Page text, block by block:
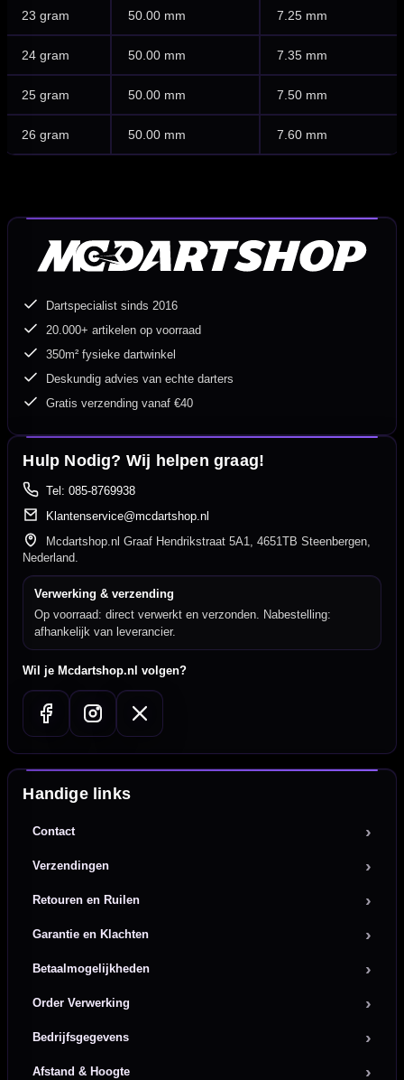
23 gram 50.00 mm 7.25 mm
24 gram 50.00 mm 7.35 mm
25 gram 50.00 mm 7.50 mm
26 gram 50.00 mm 7.60 mm
Dartspecialist sinds 2016
20.000+ artikelen op voorraad
350m² fysieke dartwinkel
Deskundig advies van echte darters
Gratis verzending vanaf €40
Hulp Nodig? Wij helpen graag!
Tel: 085-8769938
Klantenservice@mcdartshop.nl
Mcdartshop.nl Graaf Hendrikstraat 5A1, 4651TB Steenbergen,
Nederland.
Verwerking & verzending
Op voorraad: direct verwerkt en verzonden. Nabestelling:
afhankelijk van leverancier.
Wil je Mcdartshop.nl volgen?
Handige links
Contact
Verzendingen
Retouren en Ruilen
Garantie en Klachten
Betaalmogelijkheden
Order Verwerking
Bedrijfsgegevens
Afstand & Hoogte